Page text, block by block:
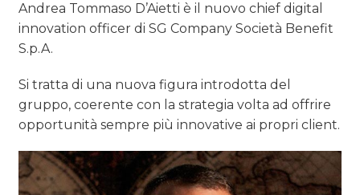
TREND
OPINIONI
Andrea Tommaso D’Aietti è il nuovo chief digital
innovation officer di SG Company Società Benefit
S.p.A.
Si tratta di una nuova figura introdotta del
gruppo, coerente con la strategia volta ad offrire
opportunità sempre più innovative ai propri client.